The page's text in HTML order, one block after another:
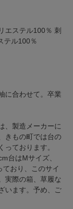
エステル100％ 刺
テル100％
に合わせて。卒業
、製造メーカーに
きもの町では台の
ております。
台はMサイズ、
おり、このサイ
実際の箱、草履な
います。予め、ご